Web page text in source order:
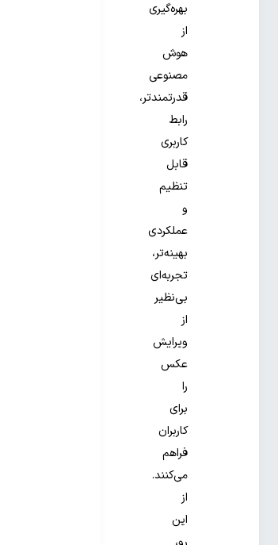
بهره‌گیری
از
هوش
مصنوعی
قدرتمندتر،
رابط
کاربری
قابل
تنظیم
و
عملکردی
بهینه‌تر،
تجربه‌ای
بی‌نظیر
از
ویرایش
عکس
را
برای
کاربران
فراهم
می‌کنند.
از
این